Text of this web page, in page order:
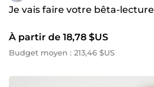
Je vais faire votre bêta-lecture
À partir de 18,78 $US
Budget moyen : 213,46 $US